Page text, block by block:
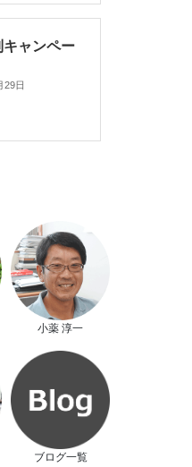
ャンペー
29日
小薬 淳一
ブログ一覧